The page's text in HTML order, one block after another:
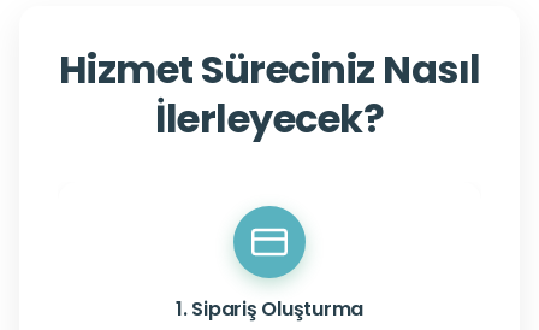
Hizmet Süreciniz Nasıl
İlerleyecek?
1. Sipariş Oluşturma